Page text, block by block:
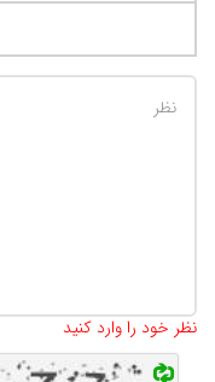
نظر خود را وارد کنید